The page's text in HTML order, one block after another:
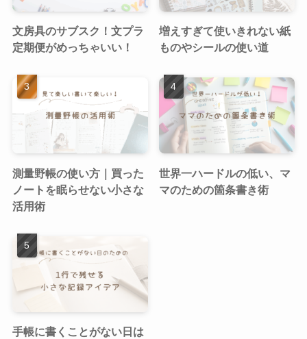
文房具のサブスク！文プラ
定期便がめっちゃいい！
増えすぎて使いきれない紙
ものやシールの使い道
測量野帳の使い方｜買った
ノートを眠らせない小さな
活用術
世界一ハードルの低い、マ
マのための箇条書き術
手帳に書くことがない日は